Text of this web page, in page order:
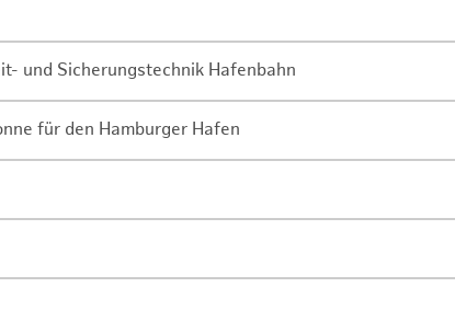
und Sicherungstechnik Hafenbahn
für den Hamburger Hafen